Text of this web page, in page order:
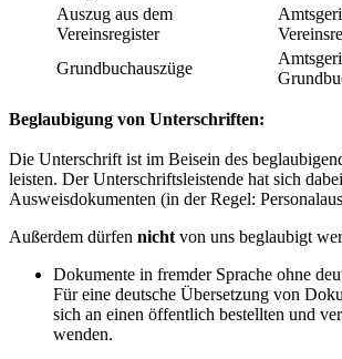
Auszug aus dem
Vereinsregister
Grundbuchauszüge
Beglaubigung von Unterschriften:
Die Unterschrift ist im Beisein des
leisten. Der Unterschriftsleistende hat sich
Ausweisdokumenten (in der Regel:
Außerdem dürfen nicht von uns beglaubigt
Dokumente in fremder Sprache ohne
Für eine deutsche Übersetzung von
sich an einen öffentlich bestellten und
wenden.